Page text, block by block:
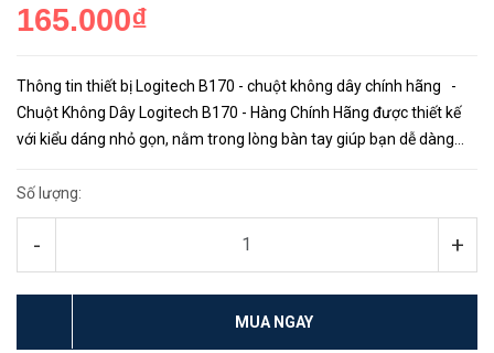
165.000₫
Thông tin thiết bị Logitech B170 - chuột không dây chính hãng -
Chuột Không Dây Logitech B170 - Hàng Chính Hãng được thiết kế
với kiểu dáng nhỏ gọn, nằm trong lòng bàn tay giúp bạn dễ dàng
Số lượng:
- +
MUA NGAY